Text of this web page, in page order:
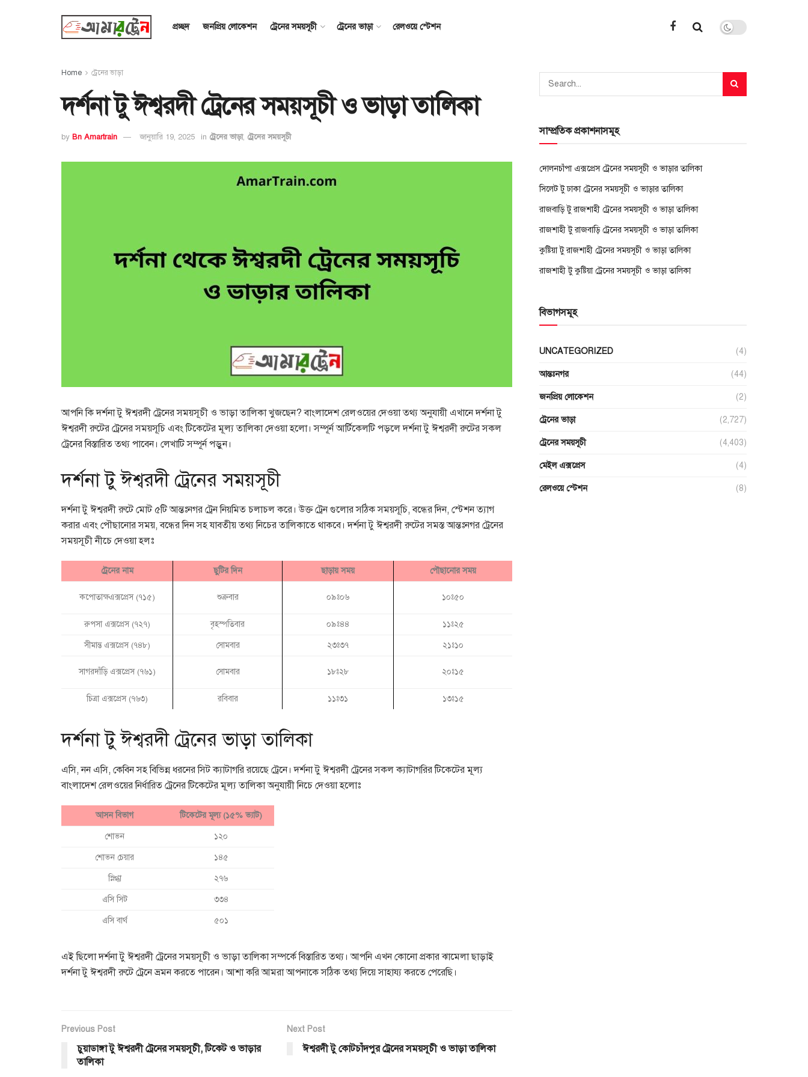
প্রচ্ছদ জনপ্রিয় লোকেশন ট্রেনের সময়সূচী ট্রেনের ভাড়া রেলওয়ে স্টেশন
Home ট্রেনের ভাড়া
দর্শনা টু ঈশ্বরদী ট্রেনের সময়সূচী ও ভাড়া তালিকা
by Bn Amartrain জানুয়ারি 19, 2025 in ট্রেনের ভাড়া, ট্রেনের সময়সূচী
আপনি কি দর্শনা টু ঈশ্বরদী ট্রেনের সময়সূচী ও ভাড়া তালিকা খুজছেন? বাংলাদেশ রেলওয়ের দেওয়া তথ্য অনুযায়ী এখানে দর্শনা টু
ঈশ্বরদী রুটের ট্রেনের সময়সূচি এবং টিকেটের মূল্য তালিকা দেওয়া হলো। সম্পূর্ন আর্টিকেলটি পড়লে দর্শনা টু ঈশ্বরদী রুটের সকল
ট্রেনের বিস্তারিত তথ্য পাবেন। লেখাটি সম্পূর্ন পড়ুন।
দর্শনা টু ঈশ্বরদী ট্রেনের সময়সূচী
দর্শনা টু ঈশ্বরদী রুটে মোট ৫টি আন্তঃনগর ট্রেন নিয়মিত চলাচল করে। উক্ত ট্রেন গুলোর সঠিক সময়সূচি, বন্ধের দিন, স্টেশন ত্যাগ
করার এবং পৌছানোর সময়, বন্ধের দিন সহ যাবতীয় তথ্য নিচের তালিকাতে থাকবে। দর্শনা টু ঈশ্বরদী রুটের সমস্ত আন্তঃনগর ট্রেনের
সময়সূচী নীচে দেওয়া হলঃ
ট্রেনের নাম ছুটির দিন ছাড়ায় সময় পৌছানোর সময়
কপোতাক্ষএক্সপ্রেস (৭১৫) শুক্রবার ০৯ঃ০৬ ১০ঃ৫০
রুপসা এক্সপ্রেস (৭২৭) বৃহস্পতিবার ০৯ঃ৪৪ ১১ঃ২৫
সীমান্ত এক্সপ্রেস (৭৪৮) সোমবার ২৩ঃ৩৭ ২১ঃ১০
সাগরদাঁড়ি এক্সপ্রেস (৭৬১) সোমবার ১৮ঃ২৮ ২০ঃ১৫
চিত্রা এক্সপ্রেস (৭৬৩) রবিবার ১১ঃ৩১ ১৩ঃ১৫
দর্শনা টু ঈশ্বরদী ট্রেনের ভাড়া তালিকা
এসি, নন এসি, কেবিন সহ বিভিন্ন ধরনের সিট ক্যাটাগরি রয়েছে ট্রেনে। দর্শনা টু ঈশ্বরদী ট্রেনের সকল ক্যাটাগরির টিকেটের মূল্য
বাংলাদেশ রেলওয়ের নির্ধারিত ট্রেনের টিকেটের মূল্য তালিকা অনুযায়ী নিচে দেওয়া হলোঃ
আসন বিভাগ টিকেটের মূল্য (১৫% ভ্যাট)
শোভন ১২০
শোভন চেয়ার ১৪৫
স্নিগ্ধা ২৭৬
এসি সিট ৩৩৪
এসি বার্থ ৫০১
এই ছিলো দর্শনা টু ঈশ্বরদী ট্রেনের সময়সূচী ও ভাড়া তালিকা সম্পর্কে বিস্তারিত তথ্য। আপনি এখন কোনো প্রকার ঝামেলা ছাড়াই
দর্শনা টু ঈশ্বরদী রুটে ট্রেনে ভ্রমন করতে পারেন। আশা করি আমরা আপনাকে সঠিক তথ্য দিয়ে সাহায্য করতে পেরেছি।
Previous Post
চুয়াডাঙ্গা টু ঈশ্বরদী ট্রেনের সময়সূচী, টিকেট ও ভাড়ার
তালিকা
Next Post
ঈশ্বরদী টু কোটচাঁদপুর ট্রেনের সময়সূচী ও ভাড়া তালিকা
সাম্প্রতিক প্রকাশনাসমূহ
দোলনচাঁপা এক্সপ্রেস ট্রেনের সময়সূচী ও ভাড়ার তালিকা
সিলেট টু ঢাকা ট্রেনের সময়সূচী ও ভাড়ার তালিকা
রাজবাড়ি টু রাজশাহী ট্রেনের সময়সূচী ও ভাড়া তালিকা
রাজশাহী টু রাজবাড়ি ট্রেনের সময়সূচী ও ভাড়া তালিকা
কুষ্টিয়া টু রাজশাহী ট্রেনের সময়সূচী ও ভাড়া তালিকা
রাজশাহী টু কুষ্টিয়া ট্রেনের সময়সূচী ও ভাড়া তালিকা
বিভাগসমূহ
UNCATEGORIZED (4)
আন্তঃনগর (44)
জনপ্রিয় লোকেশন (2)
ট্রেনের ভাড়া (2,727)
ট্রেনের সময়সূচী (4,403)
মেইল এক্সপ্রেস (4)
রেলওয়ে স্টেশন (8)